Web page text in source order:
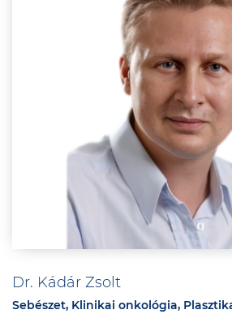
Dr. Kádár Zsolt
Sebészet, Klinikai onkológia,